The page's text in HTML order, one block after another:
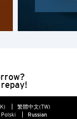
繁體中文(TW)
Polski Russian